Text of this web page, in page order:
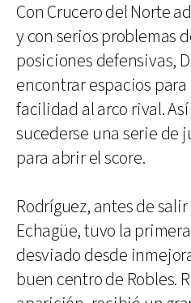
Con Crucero del Norte
y con serios problemas
posiciones defensivas,
encontrar espacios
facilidad al arco rival.
sucederse una serie de
para abrir el score.
Rodríguez, antes de
Echagüe, tuvo la
desviado desde
buen centro de Robles.